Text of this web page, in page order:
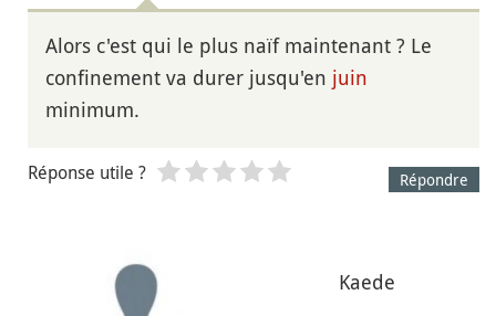
Alors c'est qui le plus naïf maintenant ? Le
confinement va durer jusqu'en juin
minimum.
Répondre
Réponse utile ?
Kaede